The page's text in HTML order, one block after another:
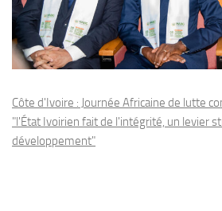
Côte d'Ivoire : Journée Africaine de lutte
"l'État Ivoirien fait de l'intégrité, un levier
développement"